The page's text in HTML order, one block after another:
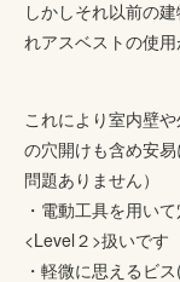
しかしそれ以前の
れアスベストの使用
これにより室内壁
の穴開けも含め安
問題ありません）
・電動工具を用い
<Level２>扱いです
・軽微に思えるビ